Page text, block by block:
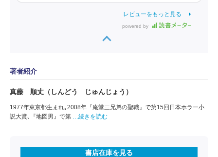
レビューをもっと見る
powered by
著者紹介
真藤 順丈（しんどう じゅんじょう）
1977年東京都生まれ｡2008年『庵堂三兄弟の聖職』で第15回日本ホラー小
説大賞､『地図男』で第
…続きを読む
書店在庫を見る